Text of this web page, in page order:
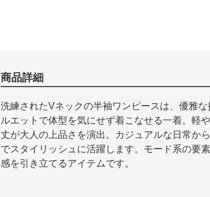
商品詳細
洗練されたVネックの半袖ワンピースは、優雅
ルエットで体型を気にせず着こなせる一着。軽
丈が大人の上品さを演出。カジュアルな日常か
でスタイリッシュに活躍します。モード系の要
感を引き立てるアイテムです。